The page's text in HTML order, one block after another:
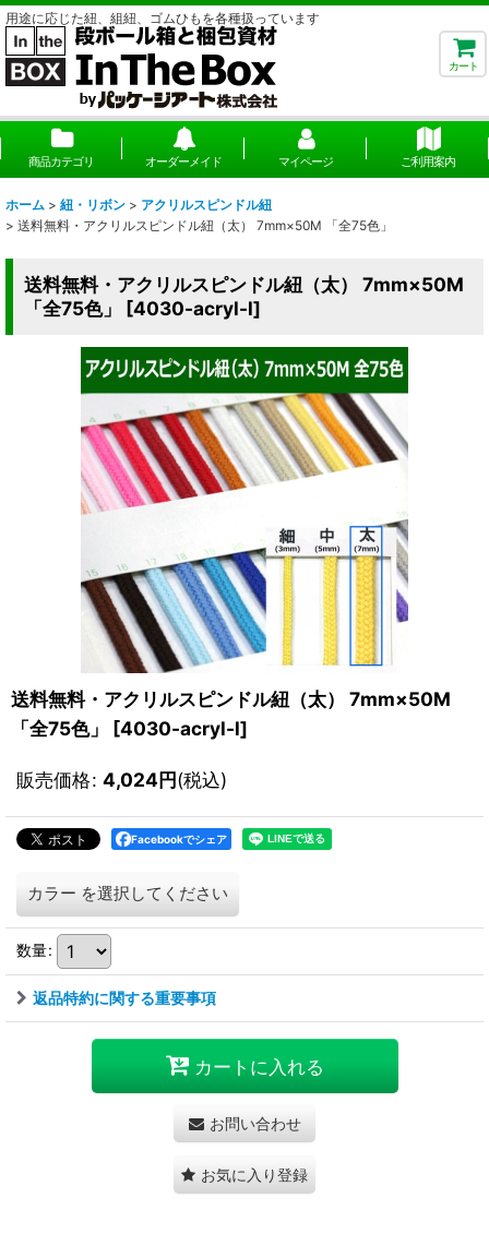
用途に応じた紐、組紐、ゴムひもを各種扱っています
カート
商品カテゴリ オーダーメイド マイページ ご利用案内
ホーム > 紐・リボン > アクリルスピンドル紐
> 送料無料・アクリルスピンドル紐（太） 7mm×50M 「全75色」
送料無料・アクリルスピンドル紐（太） 7mm×50M
「全75色」
[4030-acryl-l]
送料無料・アクリルスピンドル紐（太） 7mm×50M
「全75色」
[4030-acryl-l]
販売価格: 4,024円(税込)
Facebookでシェア
カラー を選択してください
数量:
返品特約に関する重要事項
カートに入れる
お問い合わせ
お気に入り登録